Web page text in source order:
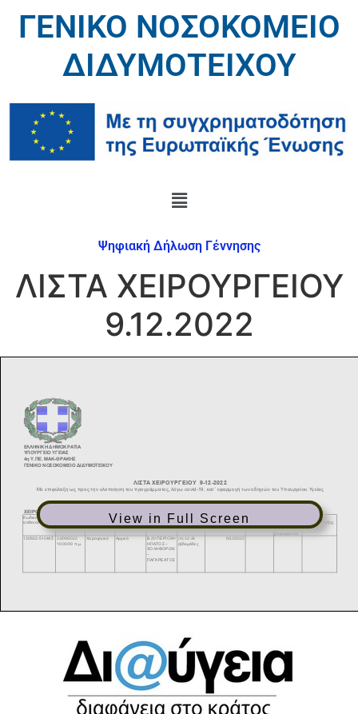
ΓΕΝΙΚΟ ΝΟΣΟΚΟΜΕΙΟ
ΔΙΔΥΜΟΤΕΙΧΟΥ
Ψηφιακή Δήλωση Γέννησης
ΛΙΣΤΑ ΧΕΙΡΟΥΡΓΕΙΟΥ
9.12.2022
View in Full Screen